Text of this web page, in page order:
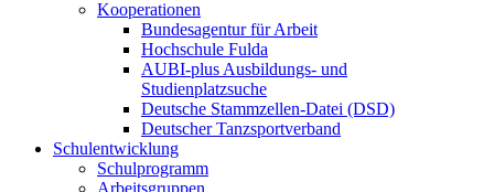
Kooperationen
Bundesagentur für Arbeit
Hochschule Fulda
AUBI-plus Ausbildungs- und
Studienplatzsuche
Deutsche Stammzellen-Datei (DSD)
Deutscher Tanzsportverband
Schulentwicklung
Schulprogramm
Arbeitsgruppen